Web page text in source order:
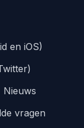
en iOS)
Nieuws
vragen